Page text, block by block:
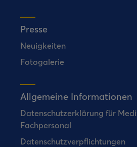
Presse
Neuigkeiten
Fotogalerie
Allgemeine Informationen
Datenschutzerklärung für
Fachpersonal
Datenschutzverpflichtungen